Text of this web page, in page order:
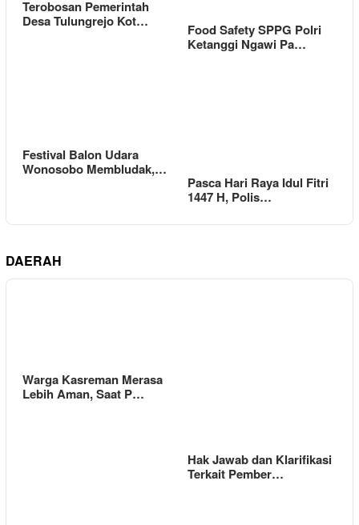
Terobosan Pemerintah
Desa Tulungrejo Kot…
Food Safety SPPG Polri
Ketanggi Ngawi Pa…
Festival Balon Udara
Wonosobo Membludak,…
Pasca Hari Raya Idul Fitri
1447 H, Polis…
DAERAH
Warga Kasreman Merasa
Lebih Aman, Saat P…
Hak Jawab dan Klarifikasi
Terkait Pember…